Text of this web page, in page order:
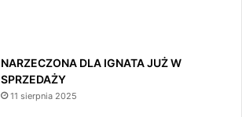
NARZECZONA DLA IGNATA JUŻ W
SPRZEDAŻY
11 sierpnia 2025